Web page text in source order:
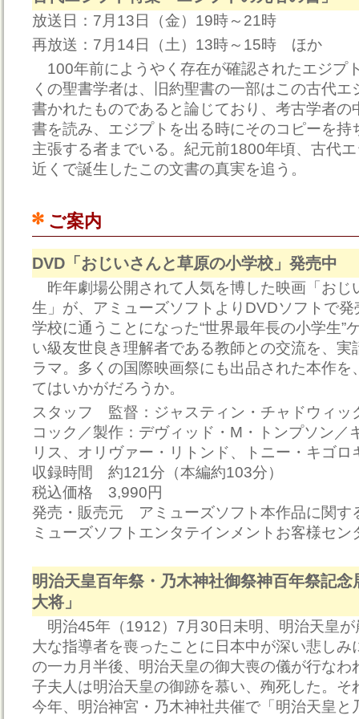
放送日：7月13日（金）19時～21時
再放送：7月14日（土）13時～15時 ほか
100年前にようやく存在が確認されたエジプ
くの聖書学者は、旧約聖書の一部はこの古代
書かれたものであると論じており、考古学者の
書を読み、エジプトを出る時にそのコピーを持
主張する者までいる。紀元前1800年頃、古代
近くで誕生したこの文書の真実を追う。
ご案内
DVD「おじいさんと草原の小学校」発売中
昨年劇場公開されて人気を博した映画「おじ
生」が、アミューズソフトよりDVDソフトで
学校に通うことになった“世界最年長の小学生”
い級友世良き理解者である教師との交流を、実
ラマ。多くの国際映画祭にも出品された本作を
てはいかがだろうか。
スタッフ 監督：ジャスティン・チャドウィッ
コック／製作：デヴィッド・M・トンプソン
リス、オリヴァー・リトンド、トニー・キゴロ
収録時間 約121分（本編約103分）
税込価格 3,990円
発売・販売元 アミューズソフト本作品に関す
ミューズソフトエンタテインメントお客様セ
明治天皇百年祭・乃木神社御祭神百年祭記
大将」
明治45年（1912）7月30日未明、明治天皇が
大な指導者を喪ったことに日本中が深い悲しみ
の一カ月半後、明治天皇の御大喪の儀が行なわ
子夫人は明治天皇の御跡を慕い、殉死した。そ
今年、明治神宮・乃木神社共催で「明治天皇と